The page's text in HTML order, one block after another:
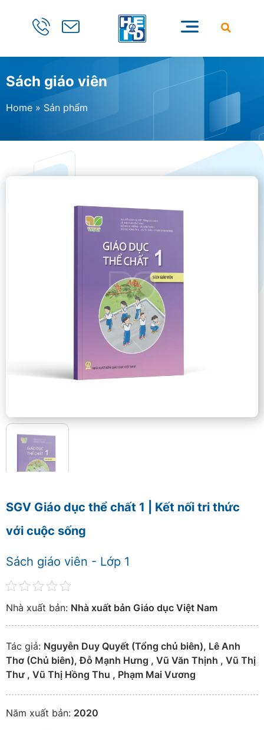
Sách giáo viên
Home » Sản phẩm
SGV Giáo dục thể chất 1 | Kết nối tri thức
với cuộc sống
Sách giáo viên - Lớp 1
Nhà xuất bản: Nhà xuất bản Giáo dục Việt Nam
Tác giả: Nguyễn Duy Quyết (Tổng chủ biên), Lê Anh
Thơ (Chủ biên), Đỗ Mạnh Hưng , Vũ Văn Thịnh , Vũ Thị
Thư , Vũ Thị Hồng Thu , Phạm Mai Vương
Năm xuất bản: 2020